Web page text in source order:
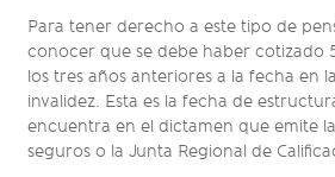
Para tener derecho a este tipo de
conocer que se debe haber cotizado
los tres años anteriores a la fecha en
invalidez. Esta es la fecha de
encuentra en el dictamen que emite
seguros o la Junta Regional de